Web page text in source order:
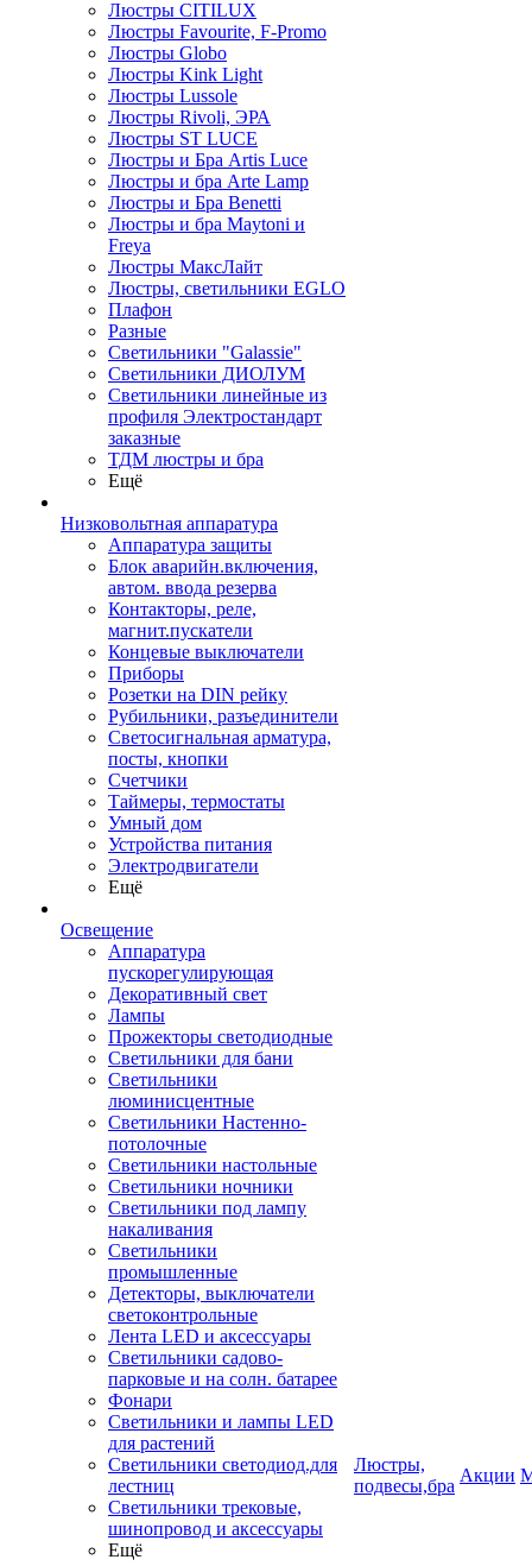
Люстры CITILUX
Люстры Favourite, F-Promo
Люстры Globo
Люстры Kink Light
Люстры Lussole
Люстры Rivoli, ЭРА
Люстры ST LUCE
Люстры и Бра Artis Luce
Люстры и бра Arte Lamp
Люстры и Бра Benetti
Люстры и бра Maytoni и
Freya
Люстры МаксЛайт
Люстры, светильники EGLO
Плафон
Разные
Светильники "Galassie"
Светильники ДИОЛУМ
Светильники линейные из
профиля Электростандарт
заказные
ТДМ люстры и бра
Ещё
Низковольтная аппаратура
Аппаратура защиты
Блок аварийн.включения,
автом. ввода резерва
Контакторы, реле,
магнит.пускатели
Концевые выключатели
Приборы
Розетки на DIN рейку
Рубильники, разъединители
Светосигнальная арматура,
посты, кнопки
Счетчики
Таймеры, термостаты
Умный дом
Устройства питания
Электродвигатели
Ещё
Освещение
Аппаратура
пускорегулирующая
Декоративный свет
Лампы
Прожекторы светодиодные
Светильники для бани
Светильники
люминисцентные
Светильники Настенно-
потолочные
Светильники настольные
Светильники ночники
Светильники под лампу
накаливания
Светильники
промышленные
Детекторы, выключатели
светоконтрольные
Лента LED и аксессуары
Светильники садово-
парковые и на солн. батарее
Фонари
Светильники и лампы LED
для растений
Светильники светодиод.для
лестниц
Светильники трековые,
шинопровод и аксессуары
Ещё
Люстры,
подвесы,бра
Акции